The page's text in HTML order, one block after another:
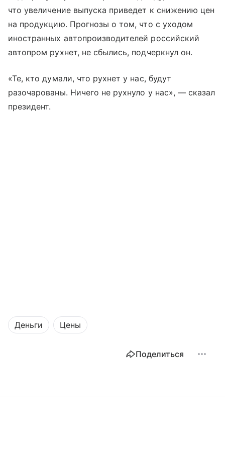
что увеличение выпуска приведет к снижению цен
на продукцию. Прогнозы о том, что с уходом
иностранных автопроизводителей российский
автопром рухнет, не сбылись, подчеркнул он.
«Те, кто думали, что рухнет у нас, будут
разочарованы. Ничего не рухнуло у нас», — сказал
президент.
Деньги Цены
Поделиться